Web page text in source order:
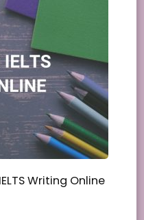
Writing Online